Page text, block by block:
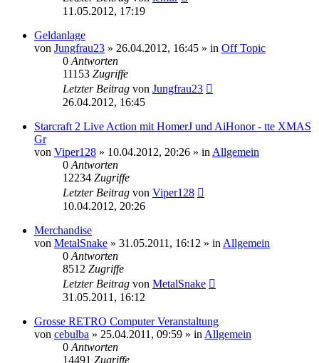
11.05.2012, 17:19
Geldanlage
von Jungfrau23 » 26.04.2012, 16:45 » in Off Topic
0Antworten
11153 Zugriffe
Letzter Beitrag von Jungfrau23
26.04.2012, 16:45
Starcraft 2 Live Action mit HomerJ und AiHonor - tte XMAS
Gr
von Viper128 » 10.04.2012, 20:26 » inAllgemein
0Antworten
12234 Zugriffe
Letzter Beitrag von Viper128
10.04.2012, 20:26
Merchandise
von MetalSnake » 31.05.2011, 16:12 » inAllgemein
0Antworten
8512 Zugriffe
Letzter Beitrag von MetalSnake
31.05.2011, 16:12
Grosse RETRO Computer Veranstaltung
von cebulba » 25.04.2011, 09:59 » inAllgemein
0Antworten
14491 Zugriffe